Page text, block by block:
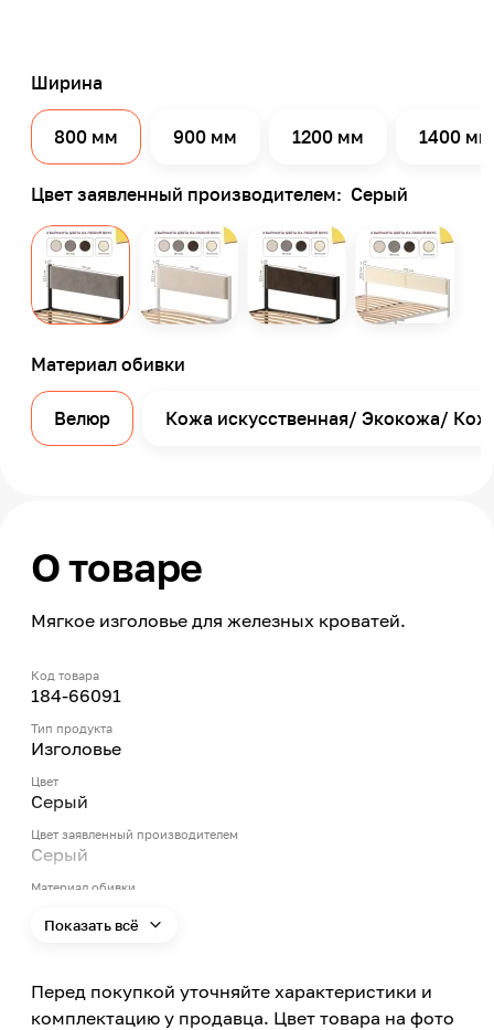
Ширина
800 мм 900 мм 1200 мм 1400 мм
Цвет заявленный производителем: Серый
Материал обивки
Велюр Кожа искусственная/ Экокожа/
О товаре
Мягкое изголовье для железных кроватей.
Код товара
184-66091
Тип продукта
Изголовье
Цвет
Серый
Цвет заявленный производителем
Серый
Материал обивки
Особенности изголовья
мягкое
Показать всё
Перед покупкой уточняйте характеристики и
комплектацию у продавца. Цвет товара на фото